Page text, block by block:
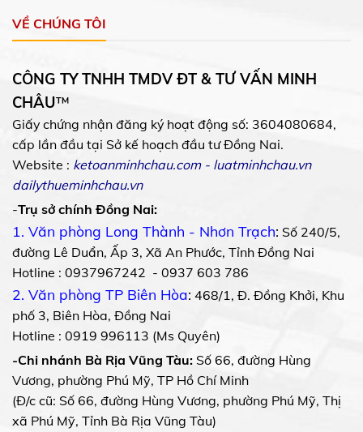
VỀ CHÚNG TÔI
CÔNG TY TNHH TMDV ĐT & TƯ VẤN MINH
CHÂU™
Giấy chứng nhận đăng ký hoạt động số: 3604080684,
cấp lần đầu tại Sở kế hoạch đầu tư Đồng Nai.
Website : ketoanminhchau.com- luatminhchau.vn
dailythueminhchau.vn
-Trụ sở chính Đồng Nai:
1. Văn phòng Long Thành - Nhơn Trạch: Số 240/5,
đường Lê Duẩn, Ấp 3, Xã An Phước, Tỉnh Đồng Nai
Hotline : 0937967242 - 0937 603 786
2. Văn phòng TP Biên Hòa: 468/1, Đ. Đồng Khởi, Khu
phố 3, Biên Hòa, Đồng Nai
Hotline : 0919 996113 (Ms Quyên)
-Chi nhánh Bà Rịa Vũng Tàu: Số 66, đường Hùng
Vương, phường Phú Mỹ, TP Hồ Chí Minh
(Đ/c cũ: Số 66, đường Hùng Vương, phường Phú Mỹ, Thị
xã Phú Mỹ, Tỉnh Bà Rịa Vũng Tàu)